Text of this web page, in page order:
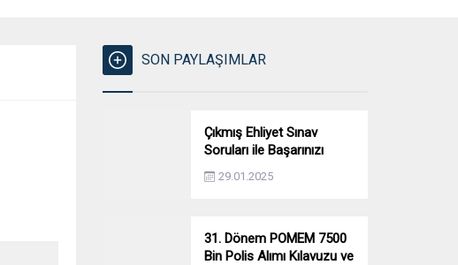
SON PAYLAŞIMLAR
Çıkmış Ehliyet Sınav
Soruları ile Başarınızı
Artırın!
29.01.2025
31. Dönem POMEM 7500
Bin Polis Alımı Kılavuzu ve